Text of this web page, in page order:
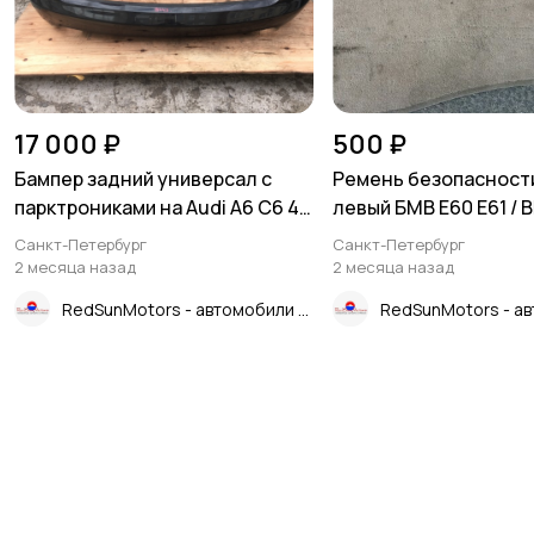
17 000 ₽
Бампер задний универсал с
парктрониками на Audi A6 C6 4F
/ Ауди А6 С6 2006-
2009г.\nОригинал.\nДорестайл
состоянии. Без дефектов.\nВ
Санкт-Петербург
2 месяца назад
500 ₽
Ремень
левый БМВ Е60 Е61 /
Е61 2003-
отличном состоянии.
Санкт-Петербург
2 месяца назад